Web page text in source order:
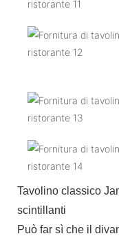
Tavolino classico
scintillanti
Può far sì che il